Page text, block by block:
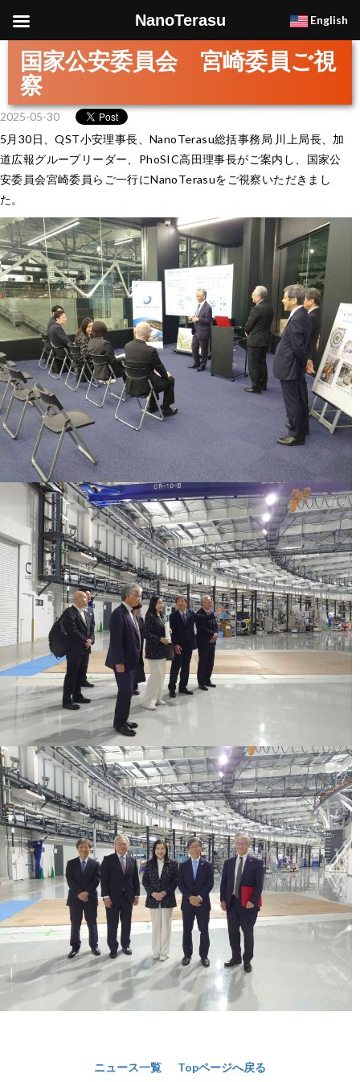
国家公安委員会 宮崎委員ご視
察
2025-05-30
5月30日、QST小安理事長、NanoTerasu総括事務局 川上局長、加
道広報グループリーダー、PhoSIC高田理事長がご案内し、国家公
安委員会宮崎委員らご一行にNanoTerasuをご視察いただきまし
た。
ニュース一覧 Topページへ戻る
NanoTerasu English